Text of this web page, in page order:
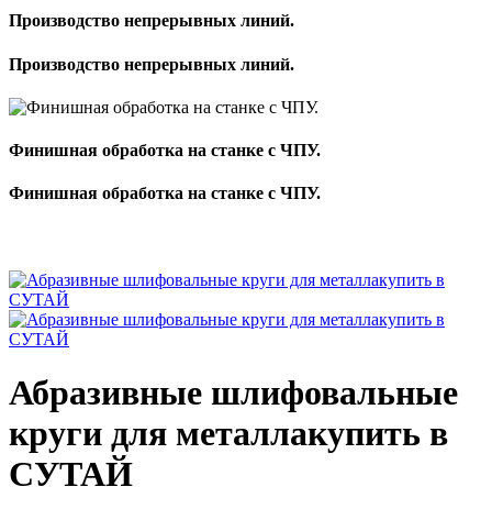
Производство непрерывных линий.
Производство непрерывных линий.
Финишная обработка на станке с ЧПУ.
Финишная обработка на станке с ЧПУ.
Абразивные шлифовальные
круги для металлакупить в
СУТАЙ